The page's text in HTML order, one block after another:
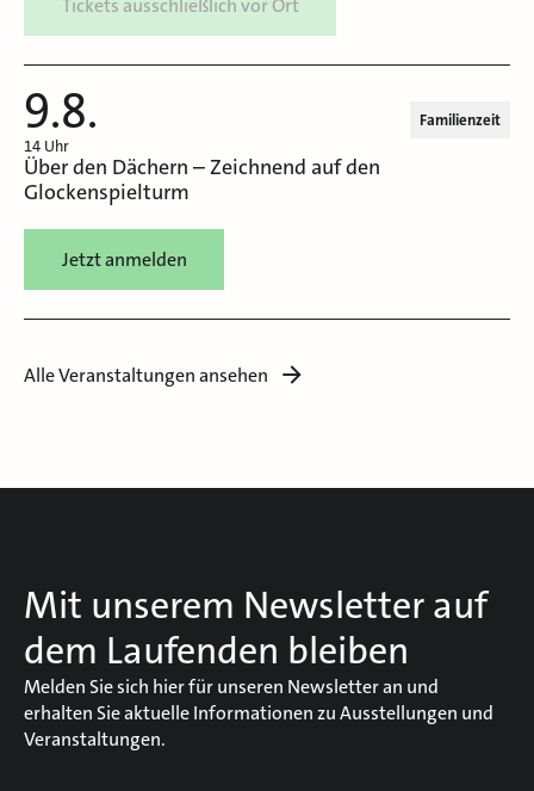
9.8.
14 Uhr
Familienzeit
Über den Dächern – Zeichnend auf den
Glockenspielturm
Jetzt anmelden
Alle Veranstaltungen ansehen
Mit unserem Newsletter auf
dem Laufenden bleiben
Melden Sie sich hier für unseren Newsletter an und
erhalten Sie aktuelle Informationen zu Ausstellungen und
Veranstaltungen.